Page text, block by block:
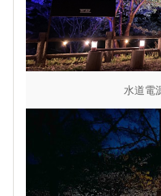
水道電